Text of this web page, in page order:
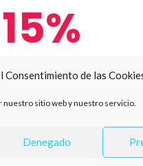
Consentimiento de las
sitio web y nuestro servicio.
Denegado
15%
en tu primera